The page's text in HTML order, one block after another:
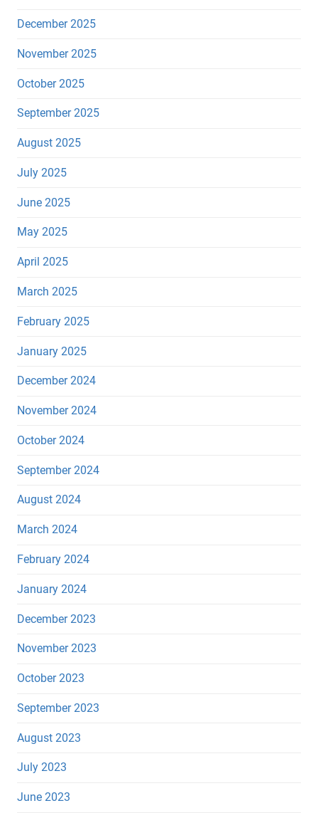
December 2025
November 2025
October 2025
September 2025
August 2025
July 2025
June 2025
May 2025
April 2025
March 2025
February 2025
January 2025
December 2024
November 2024
October 2024
September 2024
August 2024
March 2024
February 2024
January 2024
December 2023
November 2023
October 2023
September 2023
August 2023
July 2023
June 2023